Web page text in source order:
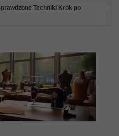
Techniki Krok po